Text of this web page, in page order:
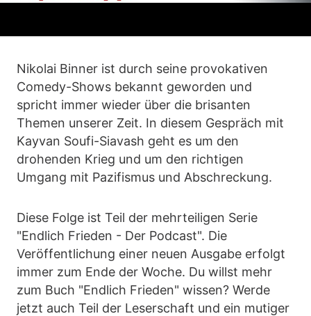
Nikolai Binner ist durch seine provokativen
Comedy-Shows bekannt geworden und
spricht immer wieder über die brisanten
Themen unserer Zeit. In diesem Gespräch mit
Kayvan Soufi-Siavash geht es um den
drohenden Krieg und um den richtigen
Umgang mit Pazifismus und Abschreckung.
Diese Folge ist Teil der mehrteiligen Serie
"Endlich Frieden - Der Podcast". Die
Veröffentlichung einer neuen Ausgabe erfolgt
immer zum Ende der Woche. Du willst mehr
zum Buch "Endlich Frieden" wissen? Werde
jetzt auch Teil der Leserschaft und ein mutiger